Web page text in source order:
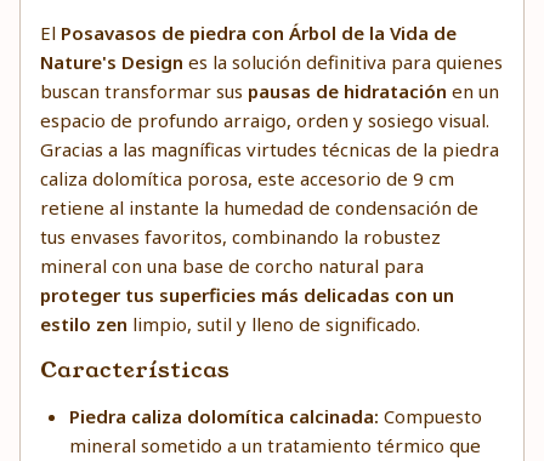
El Posavasos de piedra con Árbol de la Vida de
Nature's Design es la solución definitiva para quienes
buscan transformar sus pausas de hidratación en un
espacio de profundo arraigo, orden y sosiego visual.
Gracias a las magníficas virtudes técnicas de la piedra
caliza dolomítica porosa, este accesorio de 9 cm
retiene al instante la humedad de condensación de
tus envases favoritos, combinando la robustez
mineral con una base de corcho natural para
proteger tus superficies más delicadas con un
estilo zen limpio, sutil y lleno de significado.
Características
Piedra caliza dolomítica calcinada: Compuesto
mineral sometido a un tratamiento térmico que